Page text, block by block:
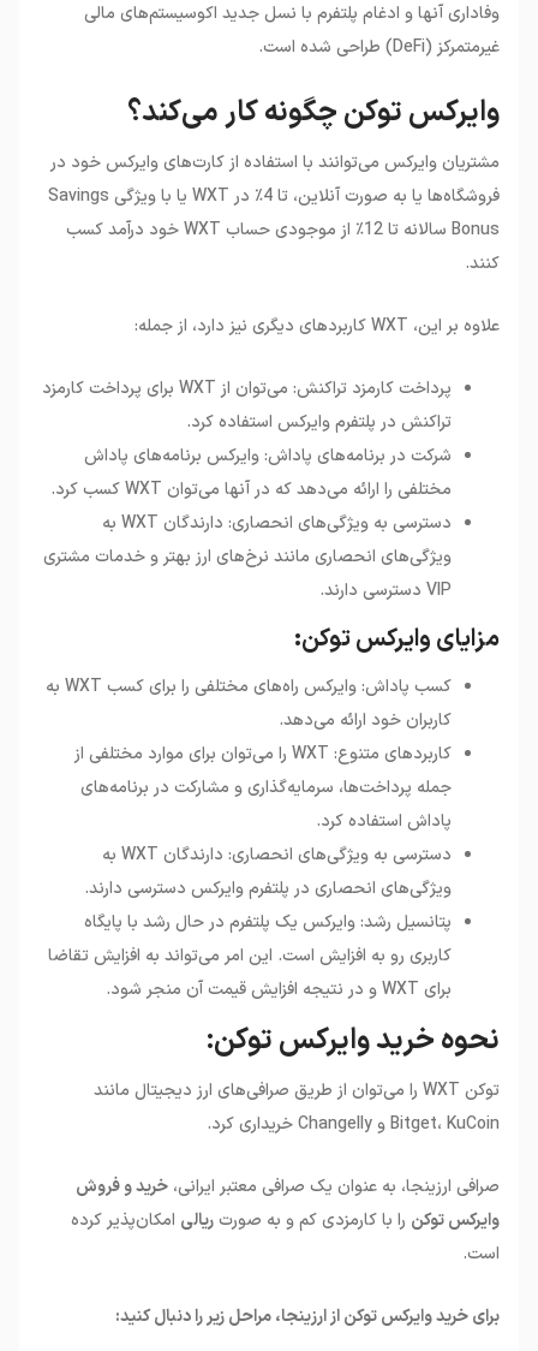
وفاداری آنها و ادغام پلتفرم با نسل جدید اکوسیستم‌های مالی
غیرمتمرکز (DeFi) طراحی شده است.
وایرکس توکن چگونه کار می‌کند؟
مشتریان وایرکس می‌توانند با استفاده از کارت‌های وایرکس خود در
فروشگاه‌ها یا به صورت آنلاین، تا 4٪ در WXT یا با ویژگی Savings
Bonus سالانه تا 12٪ از موجودی حساب WXT خود درآمد کسب
کنند.
علاوه بر این، WXT کاربردهای دیگری نیز دارد، از جمله:
پرداخت کارمزد تراکنش: می‌توان از WXT برای پرداخت کارمزد
تراکنش در پلتفرم وایرکس استفاده کرد.
شرکت در برنامه‌های پاداش: وایرکس برنامه‌های پاداش
مختلفی را ارائه می‌دهد که در آنها می‌توان WXT کسب کرد.
دسترسی به ویژگی‌های انحصاری: دارندگان WXT به
ویژگی‌های انحصاری مانند نرخ‌های ارز بهتر و خدمات مشتری
VIP دسترسی دارند.
مزایای وایرکس توکن:
کسب پاداش: وایرکس راه‌های مختلفی را برای کسب WXT به
کاربران خود ارائه می‌دهد.
کاربردهای متنوع: WXT را می‌توان برای موارد مختلفی از
جمله پرداخت‌ها، سرمایه‌گذاری و مشارکت در برنامه‌های
پاداش استفاده کرد.
دسترسی به ویژگی‌های انحصاری: دارندگان WXT به
ویژگی‌های انحصاری در پلتفرم وایرکس دسترسی دارند.
پتانسیل رشد: وایرکس یک پلتفرم در حال رشد با پایگاه
کاربری رو به افزایش است. این امر می‌تواند به افزایش تقاضا
برای WXT و در نتیجه افزایش قیمت آن منجر شود.
نحوه خرید وایرکس توکن:
توکن WXT را می‌توان از طریق صرافی‌های ارز دیجیتال مانند
Bitget، KuCoin و Changelly خریداری کرد.
صرافی ارزینجا، به عنوان یک صرافی معتبر ایرانی، خرید و فروش
وایرکس توکن را با کارمزدی کم و به صورت ریالی امکان‌پذیر کرده
است.
برای خرید وایرکس توکن از ارزینجا، مراحل زیر را دنبال کنید: